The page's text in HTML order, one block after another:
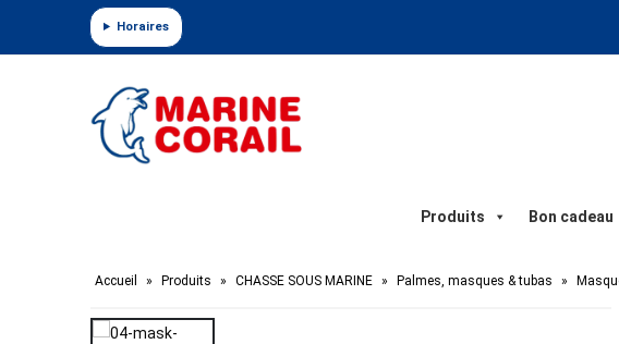
Horaires
Produits Bon cadeau
Accueil » Produits » CHASSE SOUS MARINE » Palmes, masques & tubas »
Panneau de gestion des cookies